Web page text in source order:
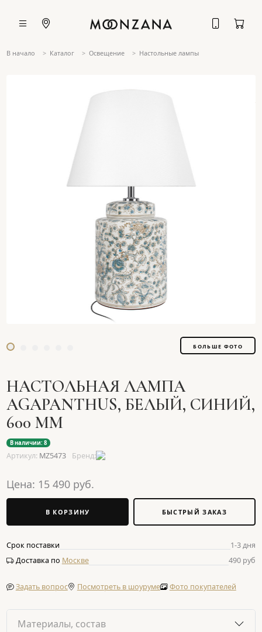
В начало Каталог Освещение Настольные лампы
БОЛЬШЕ ФОТО
НАСТОЛЬНАЯ ЛАМПА
AGAPANTHUS, БЕЛЫЙ, СИНИЙ,
600 ММ
В наличии: 8
Артикул: MZ5473 Бренд:
Цена: 15 490руб.
В КОРЗИНУ БЫСТРЫЙ ЗАКАЗ
Срок поставки
1-3 дня
Доставка по Москве 490 руб
Задать вопрос Посмотреть в шоуруме Фото покупателей
Материалы, состав